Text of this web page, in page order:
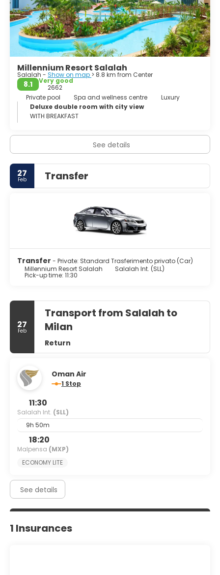
Millennium Resort Salalah
Salalah - Show on map > 8.8 km from Center
8.1
Very good
2662
Private pool
Spa and wellness centre
Luxury
Deluxe double room with city view
WITH BREAKFAST
See details
27
Feb Transfer
Transfer - Private: Standard Trasferimento privato (Car)
Millennium Resort Salalah
Salalah Int. (SLL)
Pick-up time: 11:30
27
Feb
Transport from Salalah to
Milan
Return
Oman Air
1 Stop
11:30
Salalah Int. (SLL)
9h 50m
18:20
Malpensa (MXP)
ECONOMY LITE
See details
1 Insurances